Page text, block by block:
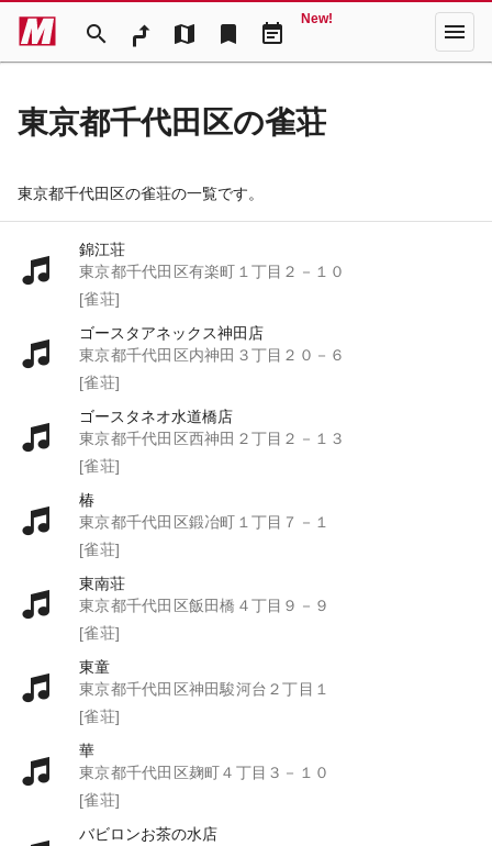
search map bookmark event_note
New! menu
東京都千代田区の雀荘
東京都千代田区の雀荘の一覧です。
錦江荘
東京都千代田区有楽町１丁目２－１０
[雀荘]
ゴースタアネックス神田店
東京都千代田区内神田３丁目２０－６
[雀荘]
ゴースタネオ水道橋店
東京都千代田区西神田２丁目２－１３
[雀荘]
椿
東京都千代田区鍛冶町１丁目７－１
[雀荘]
東南荘
東京都千代田区飯田橋４丁目９－９
[雀荘]
東童
東京都千代田区神田駿河台２丁目１
[雀荘]
華
東京都千代田区麹町４丁目３－１０
[雀荘]
バビロンお茶の水店